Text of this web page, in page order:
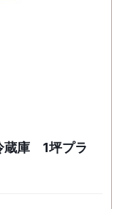
蔵庫 1坪プラ